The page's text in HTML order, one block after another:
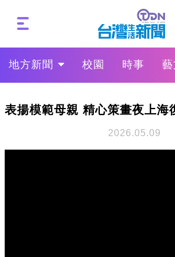
地方新聞 校園 時事 藝
表揚模範母親 精心策畫夜上海
2026.05.09